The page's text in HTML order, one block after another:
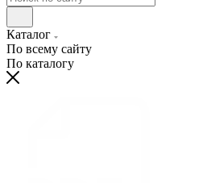
Каталог
По всему сайту
По каталогу